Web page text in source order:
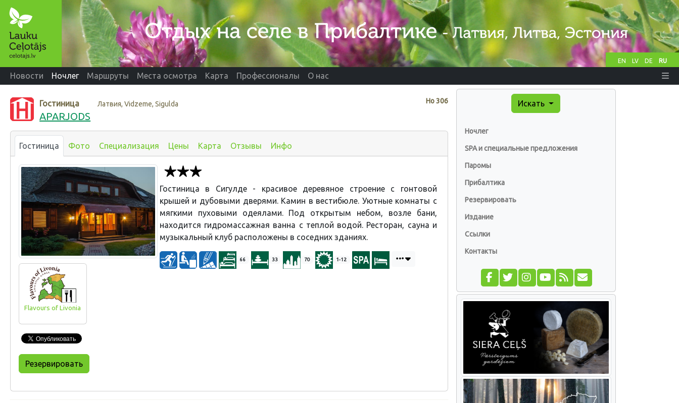
EN LV DE RU
Новости Ночлег Маршруты Места осмотра Карта Профессионалы О нас
Нo306
Гостиница Латвия, Vidzeme, Sigulda
APARJODS
Гостиница Фото Специализация Цены Карта Отзывы Инфо
Flavours of Livonia
Гостиница в Сигулде - красивое деревяное строение с гонтовой
крышей и дубовыми дверями. Камин в вестибюле. Уютные комнаты с
мягкими пуховыми одеялами. Под открытым небом, возле бани,
находится гидромассажная ванна с теплой водой. Ресторан, сауна и
музыкальный клуб расположены в соседних зданиях.
66 33 70 1-12
Резервировать
Искать
Ночлег
SPA и специальные предложения
Паромы
Прибалтика
Резервировать
Издание
Ссылки
Контакты